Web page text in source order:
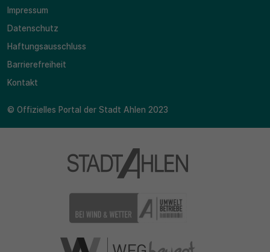
Impressum
Datenschutz
Haftungsausschluss
Barrierefreiheit
Kontakt
© Offizielles Portal der Stadt Ahlen 2023